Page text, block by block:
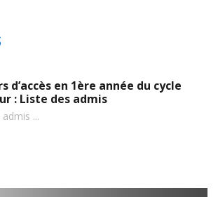
d’accès en 1ère année du cycle
: Liste des admis
...